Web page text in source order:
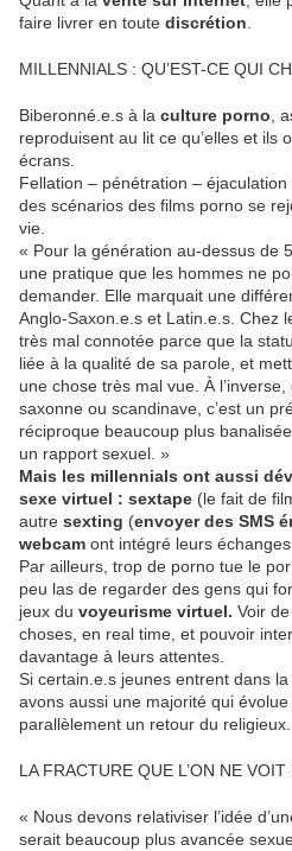
faire livrer en toute discrétion
MILLENNIALS : QU’EST-CE QUI
Biberonné.e.s à la culture porno ,
reproduisent au lit ce qu’elles et ils
écrans.
Fellation – pénétration –
des scénarios des films porno se
vie.
« Pour la génération au-dessus de
une pratique que les hommes ne
demander. Elle marquait une
Anglo-Saxon.e.s et Latin.e.s. Chez
très mal connotée parce que la
liée à la qualité de sa parole, et
une chose très mal vue. À
saxonne ou scandinave, c’est un
réciproque beaucoup plus
un rapport sexuel. »
Mais les millennials ont aussi
sexe virtuel : sextape (le fait de
autre sexting (envoyer des SMS
webcam ont intégré leurs échanges.
Par ailleurs, trop de porno tue le
peu las de regarder des gens qui
jeux du voyeurisme virtuel. Voir
choses, en real time, et pouvoir
davantage à leurs attentes.
Si certain.e.s jeunes entrent dans
avons aussi une majorité qui
parallèlement un retour du religieux.
LA FRACTURE QUE L’ON NE VOIT
« Nous devons relativiser l’idée
serait beaucoup plus avancée